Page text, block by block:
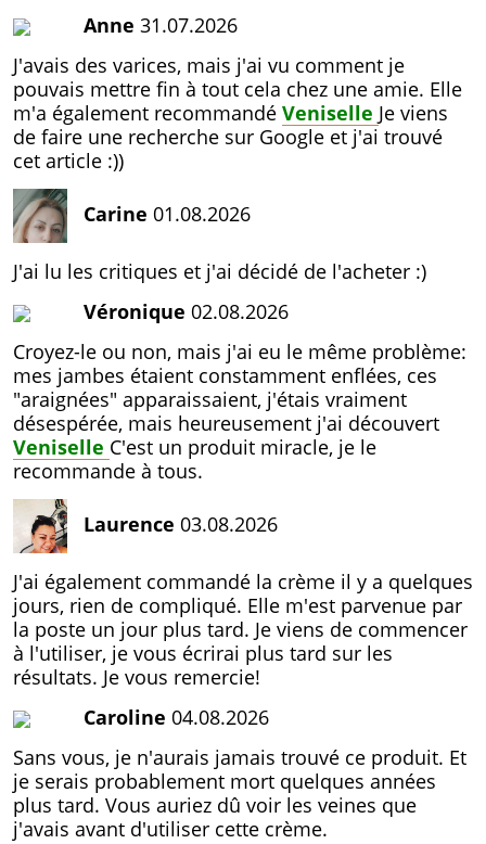
Anne 31.07.2026
J'avais des varices, mais j'ai vu comment je
pouvais mettre fin à tout cela chez une amie. Elle
m'a également recommandé Veniselle Je viens
de faire une recherche sur Google et j'ai trouvé
cet article :))
Carine 01.08.2026
J'ai lu les critiques et j'ai décidé de l'acheter :)
Véronique 02.08.2026
Croyez-le ou non, mais j'ai eu le même problème:
mes jambes étaient constamment enflées, ces
"araignées" apparaissaient, j'étais vraiment
désespérée, mais heureusement j'ai découvert
Veniselle C'est un produit miracle, je le
recommande à tous.
Laurence 03.08.2026
J'ai également commandé la crème il y a quelques
jours, rien de compliqué. Elle m'est parvenue par
la poste un jour plus tard. Je viens de commencer
à l'utiliser, je vous écrirai plus tard sur les
résultats. Je vous remercie!
Caroline 04.08.2026
Sans vous, je n'aurais jamais trouvé ce produit. Et
je serais probablement mort quelques années
plus tard. Vous auriez dû voir les veines que
j'avais avant d'utiliser cette crème.